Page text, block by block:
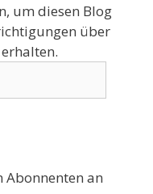
um diesen Blog
über
Abonnenten an